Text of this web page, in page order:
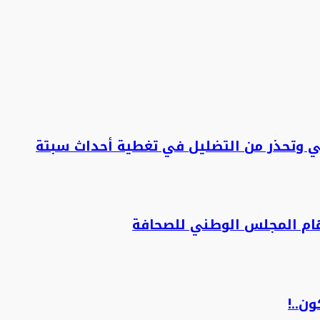
وتحذر من التضليل في تغطية أحداث سبتة
المجلس الوطني للصحافة